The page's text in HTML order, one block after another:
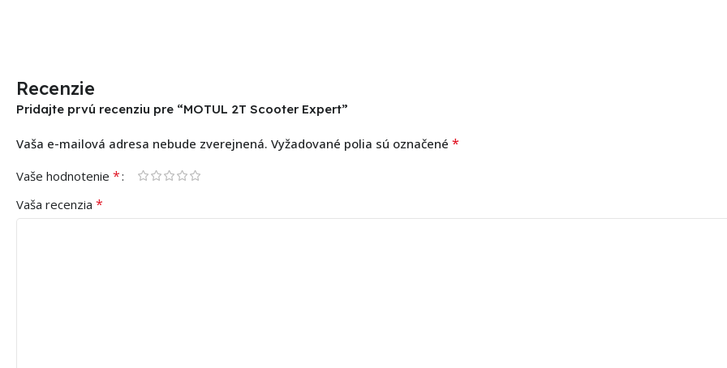
Recenzie
Pridajte prvú recenziu pre “MOTUL 2T Scooter Expert”
Vaša e-mailová adresa nebude zverejnená. Vyžadované polia sú označené *
Vaše hodnotenie *
Vaša recenzia *